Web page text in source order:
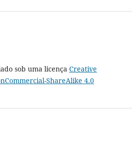
sob uma licença Creative
ShareAlike 4.0